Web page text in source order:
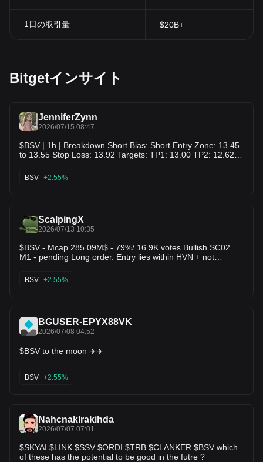
1日の取引量 $20B+
Bitgetインサイト
JenniferZynn
2026/07/15 08:47
$BSV | 1h | Breakdown Short Bias: Short Entry Zone: 13.45
to 13.55 Stop Loss: 13.92 Targets: TP1: 13.00 TP2: 12.62
I’m watching a failed push back into the 13.50 area after a
sharp rejection from the 14.00 supply zone. The structure is
BSV +2.55%
ScalpingX
2026/07/13 10:35
$BSV - Mcap 285.09M$ - 79%/ 16.9K votes Bullish SC02
M1 - pending Long order. Entry lies within HVN + not
around 0.85% wide. The uptrend has lasted 4 hours 20
minutes, with the largest recorded price increase at 9.40%.
BSV +2.55%
BGUSER-EPYX88VK
2026/07/08 04:52
$BSV to the moon ✈️✈️
BSV +2.55%
NahcnakIrakihda
2026/07/07 07:01
$SKYAI $LINK $SSV $ORDI $TRB $CLANKER $BSV which
of these has the potential to be good in the futre ?